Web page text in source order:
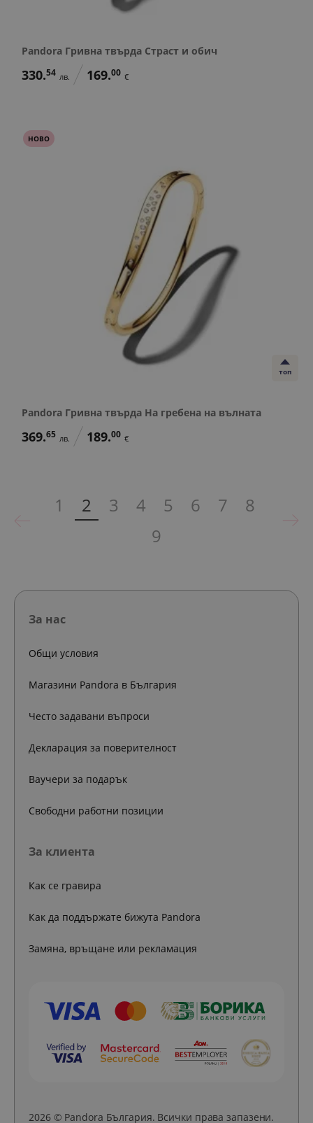
Pandora Гривна твърда Страст и обич
330.54 лв. 169.00 €
НОВО
Pandora Гривна твърда На гребена на вълната
369.65 лв. 189.00 €
1 2 3 4 5 6 7
8
9
топ
За нас
Общи условия
Магазини Pandora в България
Често задавани въпроси
Декларация за поверителност
Ваучери за подарък
Свободни работни позиции
За клиента
Как се гравира
Как да поддържате бижута Pandora
Замяна, връщане или рекламация
2026 © Pandora България. Всички права запазени.